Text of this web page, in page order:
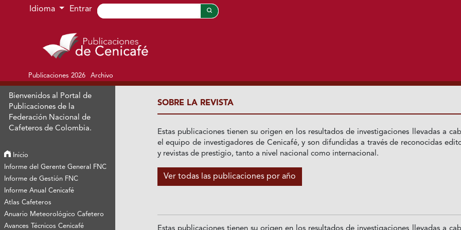
Ir al menú de navegación principal
Ir al contenido principal
Ir al pie de página del sitio
Idioma Entrar
Publicaciones 2026 Archivo
Bienvenidos al Portal de
Publicaciones de la
Federación Nacional de
Cafeteros de Colombia.
Inicio
Informe del Gerente General FNC
Informe de Gestión FNC
Informe Anual Cenicafé
Atlas Cafeteros
Anuario Meteorológico Cafetero
Avances Técnicos Cenicafé
SOBRE LA REVISTA
Estas publicaciones tienen su origen en los resultados de investigaciones llevadas a
el equipo de investigadores de Cenicafé, y son difundidas a través de reconocidas
y revistas de prestigio, tanto a nivel nacional como internacional.
Ver todas las publicaciones por año